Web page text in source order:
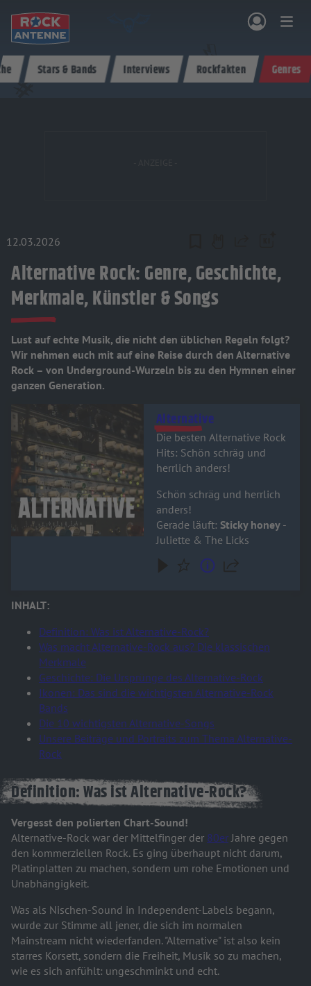
& PROGRAMM AKTIONEN & KONZERTE MUSIK ROCKCOMMUNITY SHOPPEN
Stars & Bands Interviews Rockfakten Genres
12.03.2026
Alternative Rock: Genre, Geschichte,
Merkmale, Künstler & Songs
Lust auf echte Musik, die nicht den üblichen Regeln folgt?
Wir nehmen euch mit auf eine Reise durch den Alternative
Rock – von Underground-Wurzeln bis zu den Hymnen einer
ganzen Generation.
Audiotitel - Alternative
Alternative
Die besten Alternative Rock
Hits: Schön schräg und
herrlich anders!
Schön schräg und herrlich
anders!
Gerade läuft: Sticky honey -
Juliette & The Licks
INHALT:
Definition: Was ist Alternative-Rock?
Was macht Alternative-Rock aus? Die klassischen
Merkmale
Geschichte: Die Ursprünge des Alternative-Rock
Ikonen: Das sind die wichtigsten Alternative-Rock
Bands
Die 10 wichtigsten Alternative-Songs
Unsere Beiträge und Portraits zum Thema Alternative-
Rock
Definition: Was ist Alternative-Rock?
Vergesst den polierten Chart-Sound!
Alternative-Rock war der Mittelfinger der 80erJahre gegen
den kommerziellen Rock. Es ging überhaupt nicht darum,
Platinplatten zu machen, sondern um rohe Emotionen und
Unabhängigkeit.
Was als Nischen-Sound in Independent-Labels begann,
wurde zur Stimme all jener, die sich im normalen
Mainstream nicht wiederfanden. "Alternative" ist also kein
starres Korsett, sondern die Freiheit, Musik so zu machen,
wie es sich anfühlt: ungeschminkt und echt.